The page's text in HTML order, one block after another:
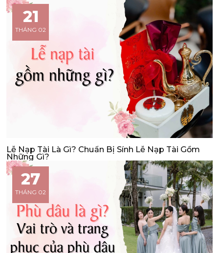
21
THÁNG 02
Lễ Nạp Tài Là Gì? Chuẩn Bị Sính Lễ Nạp Tài Gồm
Những Gì?
27
THÁNG 02